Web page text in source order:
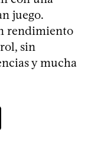
juego.
rendimiento
sin
y mucha